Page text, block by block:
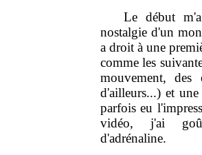
Le début m'a
nostalgie d'un
a droit à une
comme les
mouvement,
d'ailleurs...) et
parfois eu
vidéo, j'ai
d'adrénaline.